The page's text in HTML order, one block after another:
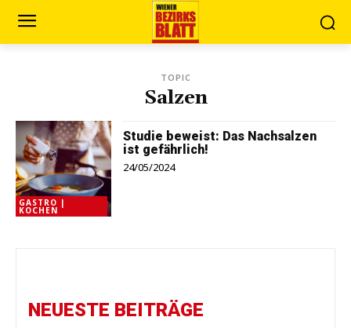
TOPIC
Salzen
GASTRO |
KOCHEN
Studie beweist: Das Nachsalzen
ist gefährlich!
24/05/2024
NEUESTE BEITRÄGE